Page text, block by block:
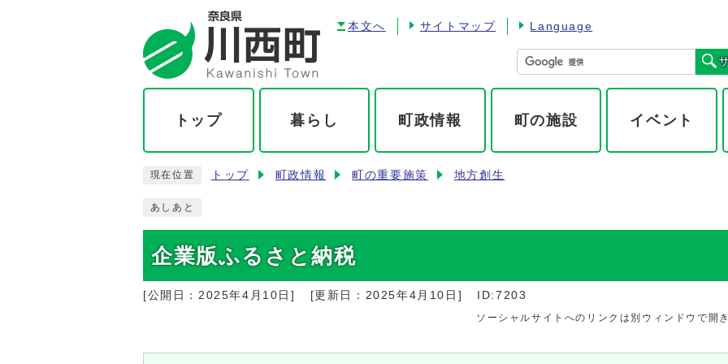
本文へ サイトマップ Language
トップ 暮らし 町政情報 町の施設 イベント
現在位置 トップ 町政情報 町の重要施策 地方創生
あしあと
企業版ふるさと納税
[公開日： 2025年4月10日 ] [更新日： 2025年4月10日 ] ID:7203
ソーシャルサイトへのリンクは別ウィンドウで開